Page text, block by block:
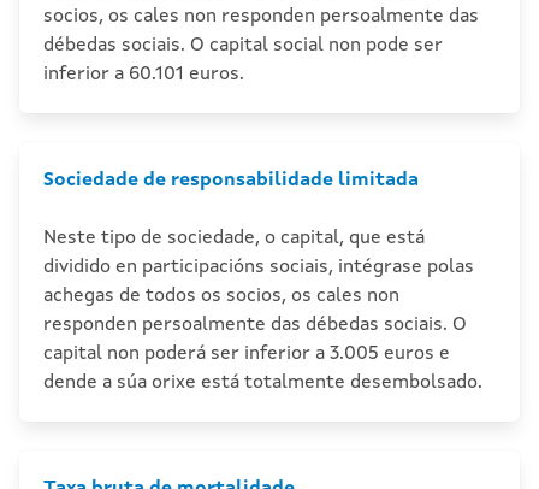
socios, os cales non responden persoalmente das
débedas sociais. O capital social non pode ser
inferior a 60.101 euros.
Sociedade de responsabilidade limitada
Neste tipo de sociedade, o capital, que está
dividido en participacións sociais, intégrase polas
achegas de todos os socios, os cales non
responden persoalmente das débedas sociais. O
capital non poderá ser inferior a 3.005 euros e
dende a súa orixe está totalmente desembolsado.